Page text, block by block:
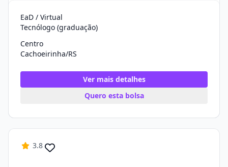
EaD / Virtual
Tecnólogo (graduação)
Centro
Cachoeirinha/RS
Ver mais detalhes
Quero esta bolsa
3.8